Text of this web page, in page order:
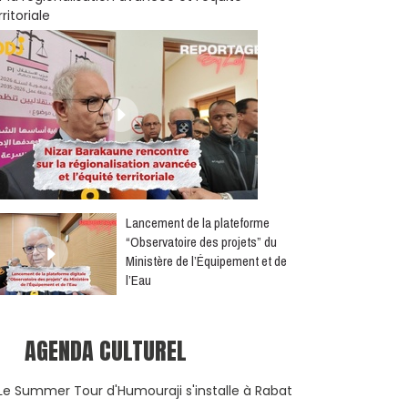
​Lancement de la plateforme
“Observatoire des projets” du
Ministère de l’Équipement et de
l’Eau
AGENDA CULTUREL
Summer Tour d'Humouraji s'installe à Rabat